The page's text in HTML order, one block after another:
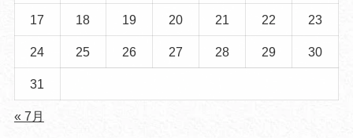
17 18 19 20 21 22 23
24 25 26 27 28 29 30
31
« 7月